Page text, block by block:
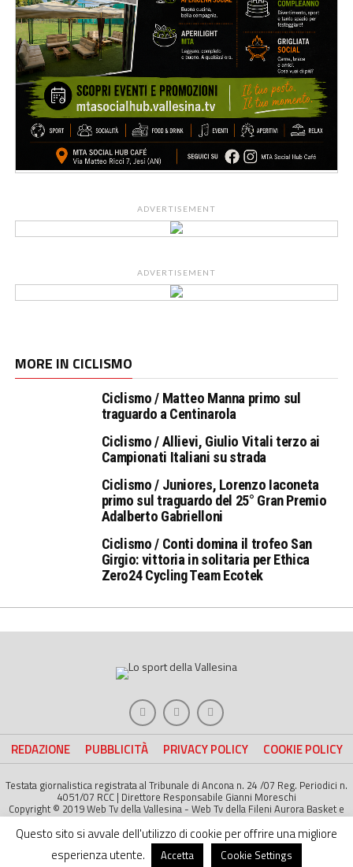
ADVERTISEMENT
ADVERTISEMENT
MORE IN CICLISMO
Ciclismo / Matteo Manna primo sul
traguardo a Centinarola
Ciclismo / Allievi, Giulio Vitali terzo ai
Campionati Italiani su strada
Ciclismo / Juniores, Lorenzo Iaconeta
primo sul traguardo del 25° Gran Premio
Adalberto Gabrielloni
Ciclismo / Conti domina il trofeo San
Girgio: vittoria in solitaria per Ethica
Zero24 Cycling Team Ecotek
REDAZIONE PUBBLICITÀ PRIVACY POLICY COOKIE POLICY
Testata giornalistica registrata al Tribunale di Ancona n. 24 /07 Reg. Periodici n.
4051/07 RCC | Direttore Responsabile Gianni Moreschi
Copyright © 2019 Web Tv della Vallesina - Web Tv della Fileni Aurora Basket e
della Jesina Calcio. All right Reserved | Project byLife Color
Questo sito si avvale dell'utilizzo di cookie per offrire una migliore
esperienza utente.
Accetta Cookie Settings